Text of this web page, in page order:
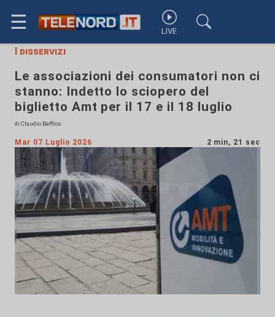
☰ LIVE
I disservizi
Le associazioni dei consumatori non ci
stanno: Indetto lo sciopero del
biglietto Amt per il 17 e il 18 luglio
di Claudio Baffico
Mar 07 Luglio 2026 2 min, 21 sec